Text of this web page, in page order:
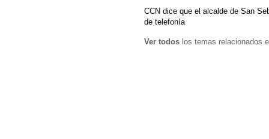
CCN dice que el alcalde de San
de telefonía
Ver todos los temas relacionados